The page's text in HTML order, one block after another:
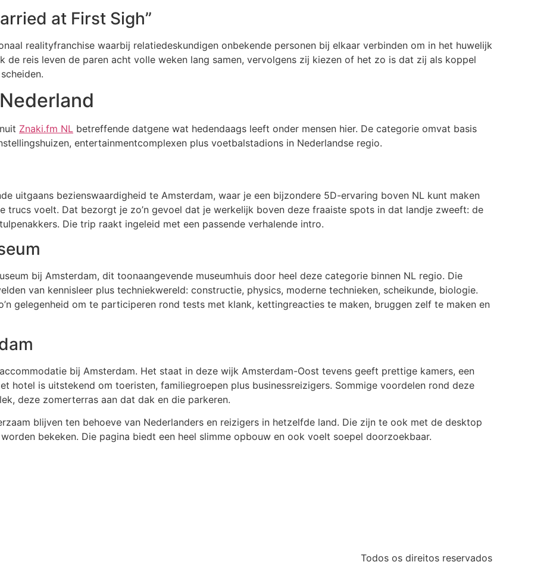
at First Sigh”
realityfranchise waarbij relatiedeskundigen onbekende personen bij elkaar verbinden om in het huwelijk
de reis leven de paren acht volle weken lang samen, vervolgens zij kiezen of het zo is dat zij als koppel
Znaki.fm NL betreffende datgene wat hedendaags leeft onder mensen hier. De categorie omvat basis
entertainmentcomplexen plus voetbalstadions in Nederlandse regio.
uitgaans bezienswaardigheid te Amsterdam, waar je een bijzondere 5D-ervaring boven NL kunt maken
trucs voelt. Dat bezorgt je zo’n gevoel dat je werkelijk boven deze fraaiste spots in dat landje zweeft: de
Die trip raakt ingeleid met een passende verhalende intro.
bij Amsterdam, dit toonaangevende museumhuis door heel deze categorie binnen NL regio. Die
van kennisleer plus techniekwereld: constructie, physics, moderne technieken, scheikunde, biologie.
gelegenheid om te participeren rond tests met klank, kettingreacties te maken, bruggen zelf te maken en
bij Amsterdam. Het staat in deze wijk Amsterdam-Oost tevens geeft prettige kamers, een
hotel is uitstekend om toeristen, familiegroepen plus businessreizigers. Sommige voordelen rond deze
deze zomerterras aan dat dak en die parkeren.
blijven ten behoeve van Nederlanders en reizigers in hetzelfde land. Die zijn te ook met de desktop
bekeken. Die pagina biedt een heel slimme opbouw en ook voelt soepel doorzoekbaar.
Todos os direitos reservados